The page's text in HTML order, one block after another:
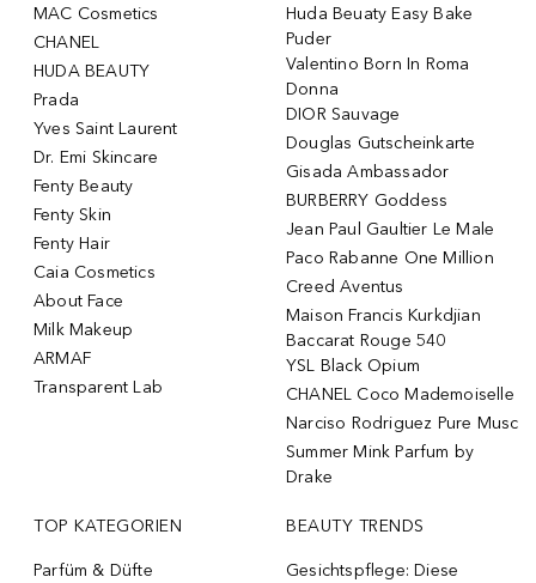
MAC Cosmetics
CHANEL
HUDA BEAUTY
Prada
Yves Saint Laurent
Dr. Emi Skincare
Fenty Beauty
Fenty Skin
Fenty Hair
Caia Cosmetics
About Face
Milk Makeup
ARMAF
Transparent Lab
Huda Beuaty Easy Bake
Puder
Valentino Born In Roma
Donna
DIOR Sauvage
Douglas Gutscheinkarte
Gisada Ambassador
BURBERRY Goddess
Jean Paul Gaultier Le Male
Paco Rabanne One Million
Creed Aventus
Maison Francis Kurkdjian
Baccarat Rouge 540
YSL Black Opium
CHANEL Coco Mademoiselle
Narciso Rodriguez Pure Musc
Summer Mink Parfum by
Drake
TOP KATEGORIEN
Parfüm & Düfte
BEAUTY TRENDS
Gesichtspflege: Diese